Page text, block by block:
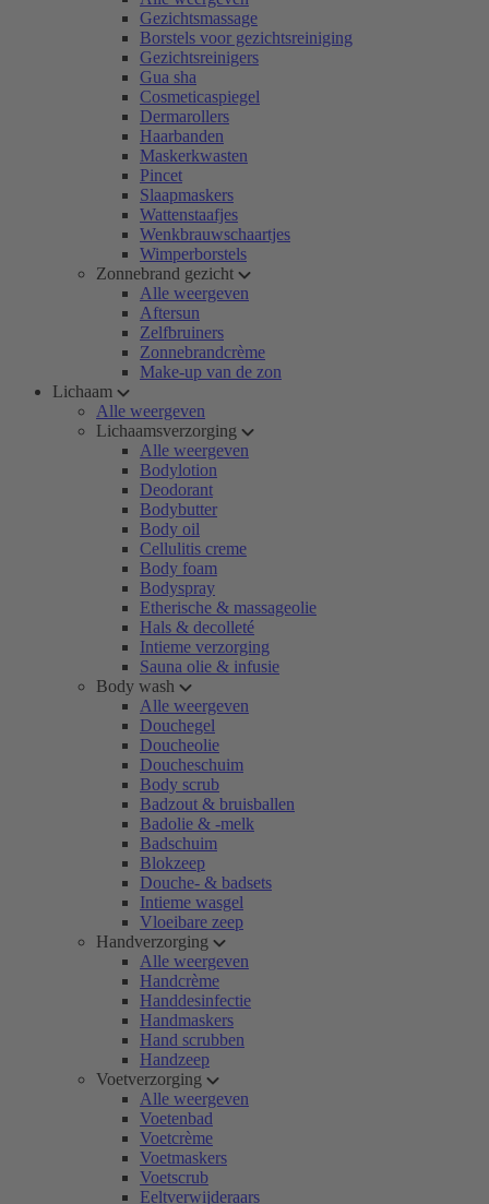
Gezichtsmassage
Borstels voor gezichtsreiniging
Gezichtsreinigers
Gua sha
Cosmeticaspiegel
Dermarollers
Haarbanden
Maskerkwasten
Pincet
Slaapmaskers
Wattenstaafjes
Wenkbrauwschaartjes
Wimperborstels
Zonnebrand gezicht
Alle weergeven
Aftersun
Zelfbruiners
Zonnebrandcrème
Make-up van de zon
Lichaam
Alle weergeven
Lichaamsverzorging
Alle weergeven
Bodylotion
Deodorant
Bodybutter
Body oil
Cellulitis creme
Body foam
Bodyspray
Etherische & massageolie
Hals & decolleté
Intieme verzorging
Sauna olie & infusie
Body wash
Alle weergeven
Douchegel
Doucheolie
Doucheschuim
Body scrub
Badzout & bruisballen
Badolie & -melk
Badschuim
Blokzeep
Douche- & badsets
Intieme wasgel
Vloeibare zeep
Handverzorging
Alle weergeven
Handcrème
Handdesinfectie
Handmaskers
Hand scrubben
Handzeep
Voetverzorging
Alle weergeven
Voetenbad
Voetcrème
Voetmaskers
Voetscrub
Eeltverwijderaars